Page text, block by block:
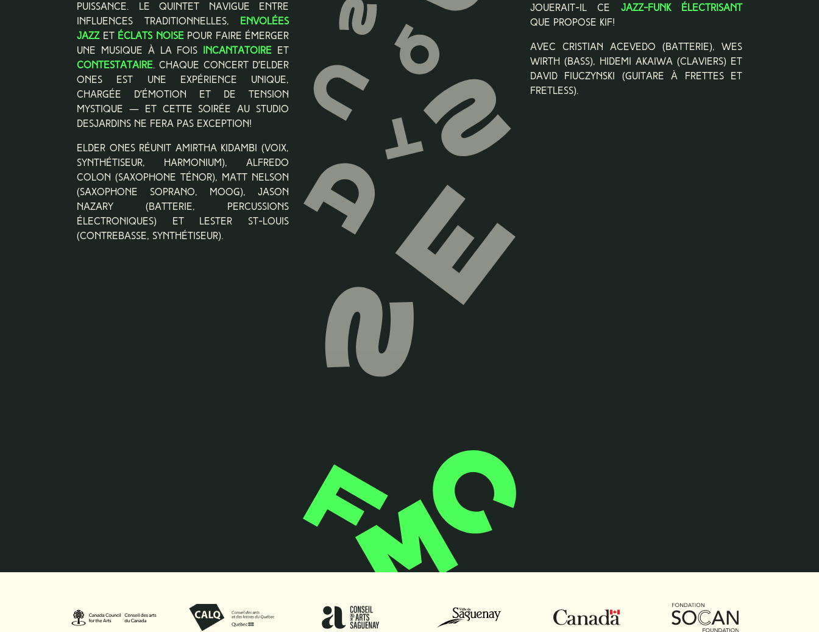
puissance. Le quintet navigue entre
influences traditionnelles, envolées
jazzet éclats noisepour faire émerger
une musique à la fois incantatoire et
contestataire. Chaque concert d’Elder
Ones est une expérience unique,
chargée d’émotion et de tension
mystique — et cette soirée au Studio
Desjardins ne fera pas exception!
Elder Ones réunit Amirtha Kidambi (voix,
synthétiseur, harmonium), Alfredo
Colon (saxophone ténor), Matt Nelson
(saxophone soprano, Moog), Jason
Nazary (batterie, percussions
électroniques) et Lester St-Louis
(contrebasse, synthétiseur).
jouerait-il ce jazz-funk électrisant
que propose KiF!
Avec Cristian Acevedo (batterie), Wes
Wirth (bass), Hidemi Akaiwa (claviers) et
David Fiuczynski (guitare à frettes et
fretless).
Nom (facultatif)
Vous pouvez vous desabonner en tout temps.